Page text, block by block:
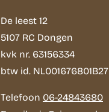
De leest 12
5107 RC Dongen
kvk nr. 63156334
btw id. NL001676801B27
Telefoon 06-24843680